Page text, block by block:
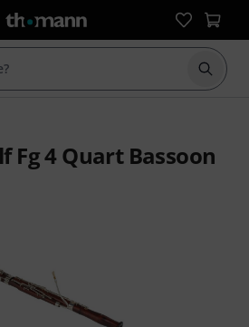
Suche
Fg 4 Quart Bassoon